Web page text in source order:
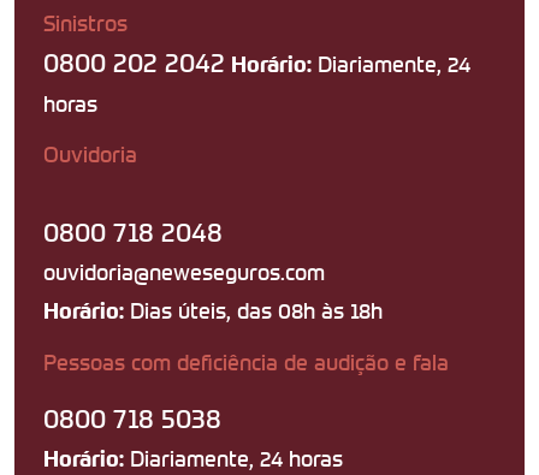
Sinistros
0800 202 2042 Horário: Diariamente, 24
horas
Ouvidoria
0800 718 2048
ouvidoria@neweseguros.com
Horário: Dias úteis, das 08h às 18h
Pessoas com deficiência de audição e fala
0800 718 5038
Horário: Diariamente, 24 horas